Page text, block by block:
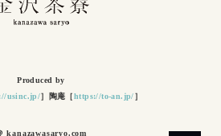
Produced by
usinc.jp/］陶庵［https://to-an.jp/］
kanazawasaryo.com